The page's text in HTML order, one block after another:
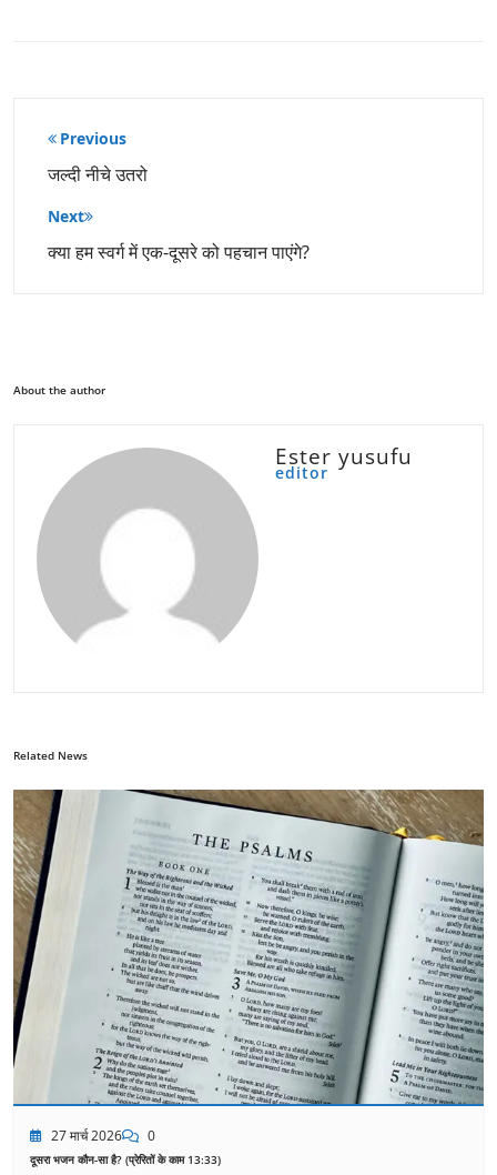
पोस्ट
नेविगेशन
Previous
जल्दी नीचे उतरो
Next
क्या हम स्वर्ग में एक-दूसरे को पहचान पाएंगे?
About the author
Ester yusufu
editor
Related News
27 मार्च 2026 0
दूसरा भजन कौन-सा है? (प्रेरितों के काम 13:33)